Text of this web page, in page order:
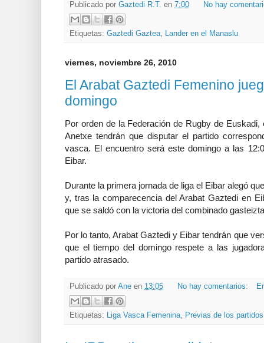
Publicado por Gaztedi R.T. en 7:00 No hay
Etiquetas: Gaztedi Gaztea, Lander en el Manaslu
viernes, noviembre 26, 2010
El Arabat Gaztedi Femenino
domingo
Por orden de la Federación de Rugby de
Anetxe tendrán que disputar el partido
vasca. El encuentro será este domingo a las
Eibar.
Durante la primera jornada de liga el Eibar alegó
y, tras la comparecencia del Arabat Gaztedi en
que se saldó con la victoria del combinado
Por lo tanto, Arabat Gaztedi y Eibar tendrán que
que el tiempo del domingo respete a las
partido atrasado.
Publicado por Ane en 13:05 No hay comentarios:
Etiquetas: Liga Vasca Femenina, Previas de los partidos